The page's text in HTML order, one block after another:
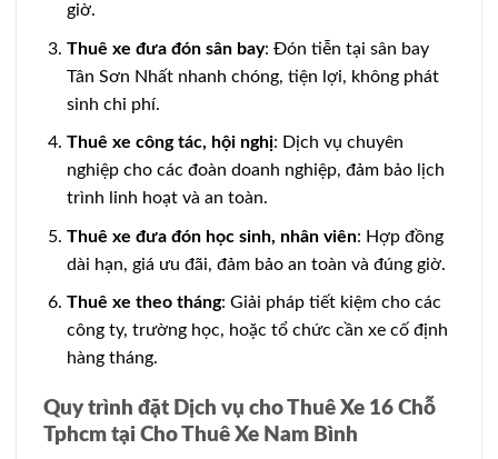
giờ.
Thuê xe đưa đón sân bay: Đón tiễn tại sân bay
Tân Sơn Nhất nhanh chóng, tiện lợi, không phát
sinh chi phí.
Thuê xe công tác, hội nghị: Dịch vụ chuyên
nghiệp cho các đoàn doanh nghiệp, đảm bảo lịch
trình linh hoạt và an toàn.
Thuê xe đưa đón học sinh, nhân viên: Hợp đồng
dài hạn, giá ưu đãi, đảm bảo an toàn và đúng giờ.
Thuê xe theo tháng: Giải pháp tiết kiệm cho các
công ty, trường học, hoặc tổ chức cần xe cố định
hàng tháng.
Quy trình đặt Dịch vụ cho Thuê Xe 16 Chỗ
Tphcm tại Cho Thuê Xe Nam Bình